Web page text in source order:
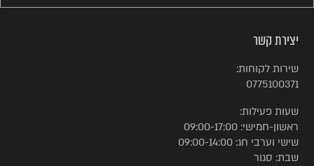
יצירת קשר
שירות לקוחות:
0775100371
שעות פעילות:
ראשון-חמישי: 09:00-17:00
שישי וערבי חג: 09:00-14:00
שבת: סגור